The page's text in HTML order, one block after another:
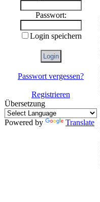
Passwort:
Login speichern
Passwort vergessen?
Registrieren
Übersetzung
Powered by Translate